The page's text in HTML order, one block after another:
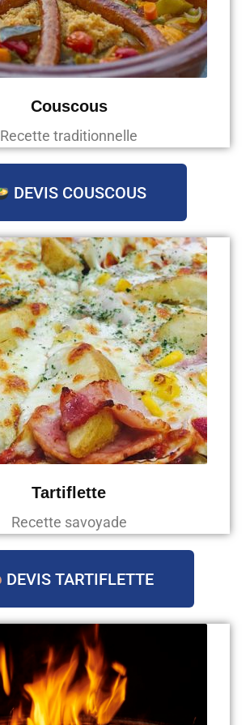
Couscous
Recette traditionnelle
DEVIS COUSCOUS
Tartiflette
Recette savoyade
DEVIS TARTIFLETTE